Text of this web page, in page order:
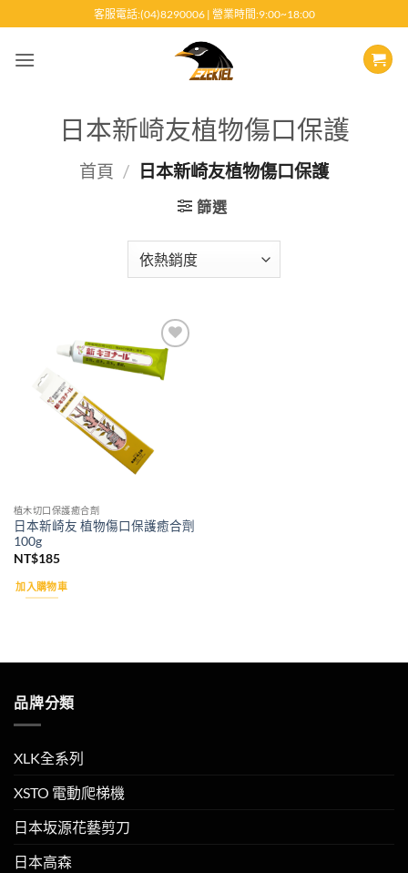
至
客服電話:(04)8290006 | 營業時間:9:00~18:00
日本新崎友植物傷口保護
首頁 / 日本新崎友植物傷口保護
篩選
Add to
wishlist
植木切口保護癒合劑
日本新崎友 植物傷口保護癒合劑
100g
NT$185
加入購物車
品牌分類
XLK全系列
XSTO 電動爬梯機
日本坂源花藝剪刀
日本高森